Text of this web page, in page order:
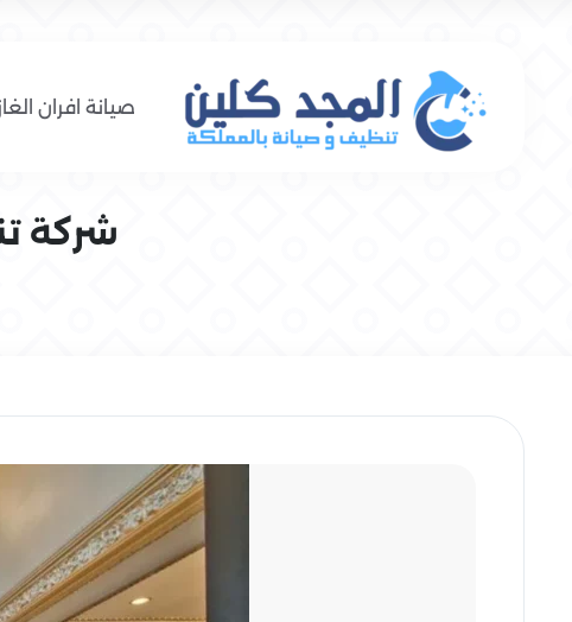
صيانة افران الغاز
شركة